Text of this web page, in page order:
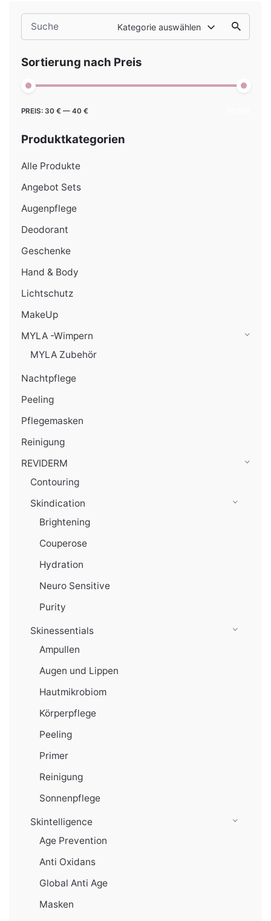
Search
for
Kategorie auswählen
Sortierung nach Preis
Min.
Max.
PREIS: 30 € — 40 €
Produktkategorien
Alle Produkte
Angebot Sets
Augenpflege
Deodorant
Geschenke
Hand & Body
Lichtschutz
MakeUp
MYLA -Wimpern
MYLA Zubehör
Nachtpflege
Peeling
Pflegemasken
Reinigung
REVIDERM
Contouring
Skindication
Brightening
Couperose
Hydration
Neuro Sensitive
Purity
Skinessentials
Ampullen
Augen und Lippen
Hautmikrobiom
Körperpflege
Peeling
Primer
Reinigung
Sonnenpflege
Skintelligence
Age Prevention
Anti Oxidans
Global Anti Age
Masken